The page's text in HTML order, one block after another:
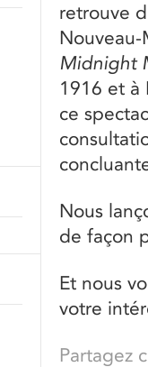
retrouve
Midnight
1916 et
ce
Nous
de façon
Et nous
votre
Partagez